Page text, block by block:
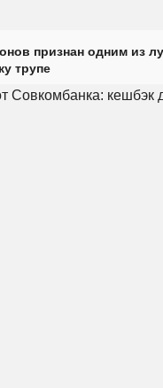
признан одним из
трупе